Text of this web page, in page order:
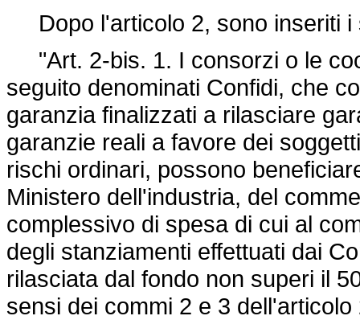
Dopo l'articolo 2, sono inseriti i
"Art. 2-bis. 1. I consorzi o le
seguito denominati Confidi, che
garanzia finalizzati a rilasciare
garanzie reali a favore dei
rischi ordinari, possono
Ministero dell'industria, del
complessivo di spesa di cui al
degli stanziamenti effettuati dai
rilasciata dal fondo non superi il
sensi dei commi 2 e 3